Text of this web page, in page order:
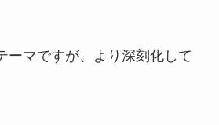
ーマですが、より深刻化して